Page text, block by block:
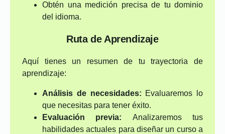
Obtén una medición precisa de tu dominio
del idioma.
Ruta de Aprendizaje
Aquí tienes un resumen de tu trayectoria de
aprendizaje:
Análisis de necesidades: Evaluaremos lo
que necesitas para tener éxito.
Evaluación previa: Analizaremos tus
habilidades actuales para diseñar un curso a